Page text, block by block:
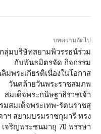
บทความถัดไป
กลุ่มบริษัทสยามพิวรรธน์ร่วม
กับพันธมิตรจัด กิจกรรม
ลิมพระเกียรติเนื่องในโอกาส
วันคล้ายวันพระราชสมภพ
สมเด็จพระกนิษฐาธิราชเจ้า
มสมเด็จพระเทพ-รัตนราชสุ
าฯ สยามบรมราชกุมารี ทรง
เจริญพระชนมายุ 70 พรรษา